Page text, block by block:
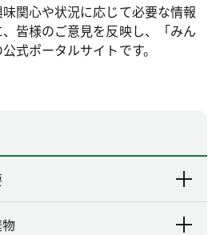
関心や状況に応じて必要な情報
皆様のご意見を反映し、「みん
式ポータルサイトです。